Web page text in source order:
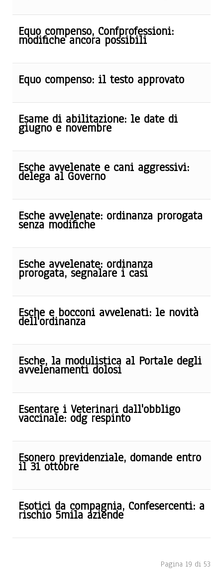
Equo compenso, Confprofessioni:
modifiche ancora possibili
Equo compenso: il testo approvato
Esame di abilitazione: le date di
giugno e novembre
Esche avvelenate e cani aggressivi:
delega al Governo
Esche avvelenate: ordinanza prorogata
senza modifiche
Esche avvelenate: ordinanza
prorogata, segnalare i casi
Esche e bocconi avvelenati: le novità
dell'ordinanza
Esche, la modulistica al Portale degli
avvelenamenti dolosi
Esentare i Veterinari dall'obbligo
vaccinale: odg respinto
Esonero previdenziale, domande entro
il 31 ottobre
Esotici da compagnia, Confesercenti: a
rischio 5mila aziende
Pagina 19 di 53